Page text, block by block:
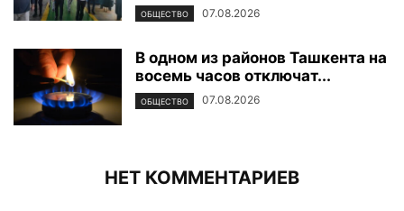
ОБЩЕСТВО 07.08.2026
В одном из районов Ташкента на
восемь часов отключат...
ОБЩЕСТВО 07.08.2026
НЕТ КОММЕНТАРИЕВ